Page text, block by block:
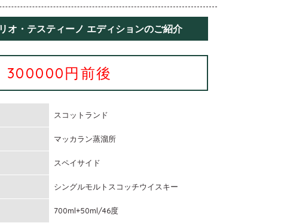
オ・テスティーノ エディションのご紹介
300000円前後
スコットランド
マッカラン蒸溜所
スペイサイド
シングルモルトスコッチウイスキー
700ml+50ml/46度